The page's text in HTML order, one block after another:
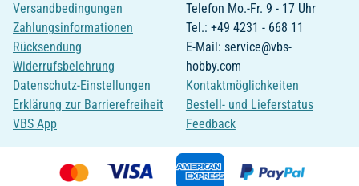
Versandbedingungen
Zahlungsinformationen
Rücksendung
Widerrufsbelehrung
Datenschutz-Einstellungen
Erklärung zur Barrierefreiheit
VBS App
Telefon Mo.-Fr. 9 - 17 Uhr
Tel.: +49 4231 - 668 11
E-Mail: service@vbs-
hobby.com
Kontaktmöglichkeiten
Bestell- und Lieferstatus
Feedback